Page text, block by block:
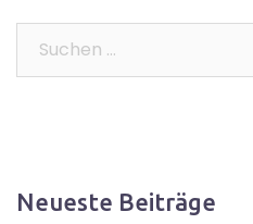
Suchen
Neueste Beiträge